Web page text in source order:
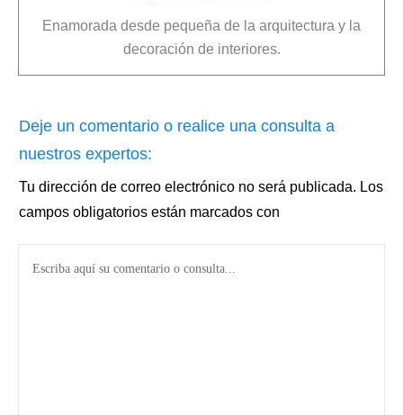
Enamorada desde pequeña de la arquitectura y la
decoración de interiores.
Deje un comentario o realice una consulta a
nuestros expertos:
Tu dirección de correo electrónico no será publicada. Los
campos obligatorios están marcados con